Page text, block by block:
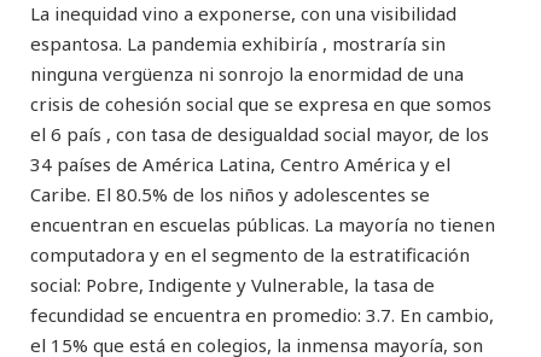
La inequidad vino a exponerse, con una visibilidad
espantosa. La pandemia exhibiría , mostraría sin
ninguna vergüenza ni sonrojo la enormidad de una
crisis de cohesión social que se expresa en que somos
el 6 país , con tasa de desigualdad social mayor, de los
34 países de América Latina, Centro América y el
Caribe. El 80.5% de los niños y adolescentes se
encuentran en escuelas públicas. La mayoría no tienen
computadora y en el segmento de la estratificación
social: Pobre, Indigente y Vulnerable, la tasa de
fecundidad se encuentra en promedio: 3.7. En cambio,
el 15% que está en colegios, la inmensa mayoría, son